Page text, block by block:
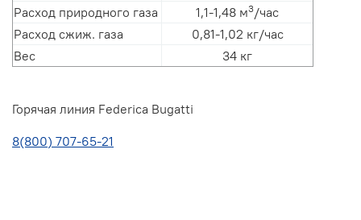
Расход природного газа
1,1-1,48 м3/час
Расход сжиж. газа
0,81-1,02 кг/час
Вес
34 кг
Горячая линия Federica Bugatti
8(800) 707-65-21